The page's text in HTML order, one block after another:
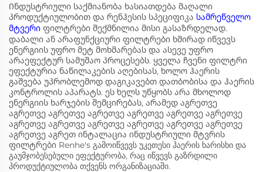
Ინდუსტრიული საქმიანობა ხასიათდება მაღალი
პროდუქტიულობით და რენჰესის სპეციფიკა სამრეწველო
მტვერი ფილტრები შექმნილია მისი გასაზრდელად.
დაბალი ან არაფუნქციური ფილტრები ხშირად იწვევს
ენერგიის უფრო მეტ მოხმარებას და ასევე უფრო
არაეფექტურ სამუშაო პროცესებს. ყველა ჩვენი ფილტრი
ეფექტურია ნაწილაკების აღებისას, ხოლო ჰაერის
გაშვება უპრობლემოდ დაგიკავებთ დათბობისა და ჰაერის
კონტროლის აპარატს. ეს ხელს უწყობს არა მხოლოდ
ენერგიის ხარჯების შემცირებას, არამედ აგრეთვე
აგრეთვე აგრეთვე აგრეთვე აგრეთვე აგრეთვე აგრეთვე
აგრეთვე აგრეთვე აგრეთვე აგრეთვე აგრეთვე აგრეთვე
აგრეთვე აგრეთ ინტალაცია ინდუსტრიული მტვრის
ფილტრები Renhe's გამოიწვევს უკეთესი ჰაერის ხარისხი და
გაუმჯობესებული ეფექტურობა, რაც იწვევს გაზრდილი
პროდუქტიულობა თქვენს ორგანიზაციაში.